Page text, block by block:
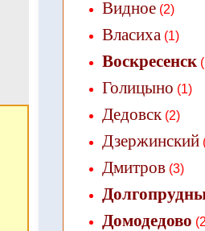
Видное(2)
Власиха(1)
Воскресенск
Голицыно (1)
Дедовск(2)
Дзержинский
Дмитров(3)
Домодедово